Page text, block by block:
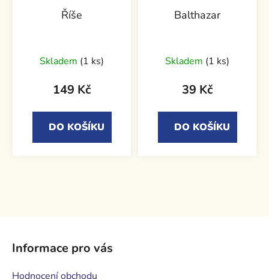
Říše
Skladem (1 ks)
149 Kč
DO KOŠÍKU
Balthazar
Skladem (1 ks)
39 Kč
DO KOŠÍKU
Informace pro vás
Hodnocení obchodu